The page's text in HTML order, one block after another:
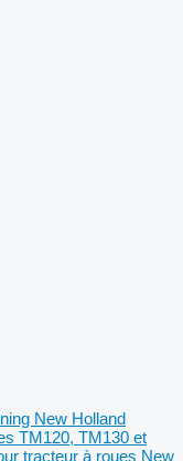
New Holland
TM120, TM130 et
tracteur à roues New